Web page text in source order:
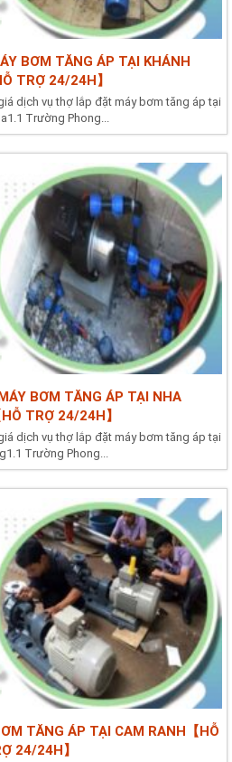
BƠM TĂNG ÁP TẠI KHÁNH
TRỢ 24/24H】
dịch vụ thợ lắp đặt máy bơm tăng áp tại
Trường Phong...
BƠM TĂNG ÁP TẠI NHA
TRỢ 24/24H】
dịch vụ thợ lắp đặt máy bơm tăng áp tại
Trường Phong...
TĂNG ÁP TẠI CAM RANH【HỖ
24/24H】